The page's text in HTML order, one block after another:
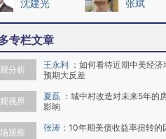
沈建光 张斌
专栏文章
分析 王永利 ： 如何看待近期中美经济
预期大反差
视界 夏磊 ： 城中村改造对未来5年的
影响
观察 张涛 ： 10年期美债收益率扭转的